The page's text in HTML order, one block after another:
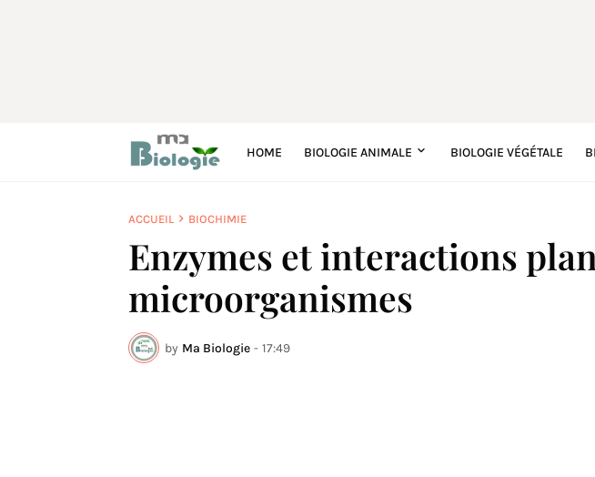
HOME BIOLOGIE ANIMALE BIOLOGIE VÉGÉTALE
ACCUEIL BIOCHIMIE
Enzymes et interactions
microorganismes
by Ma Biologie - 17:49